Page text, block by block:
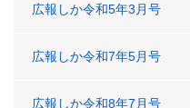
広報しか令和5年3月号
広報しか令和7年5月号
広報しか令和8年7月号